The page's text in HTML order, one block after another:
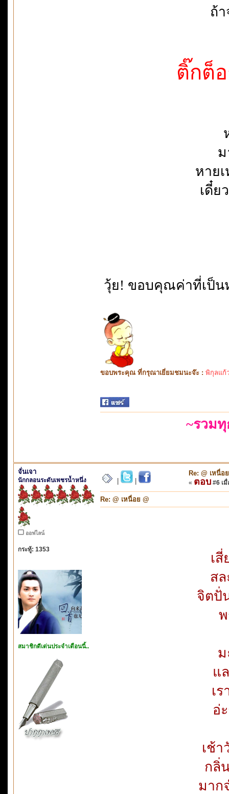
ถ้า
ติ๊กต็
ม
หาย
เดี๋ย
วุ้ย! ขอบคุณค่าที่เป็น
ขอบพระคุณ ที่กรุณาเยี่ยมชมนะจ๊ะ : พิกุลแก้
~รวม
จั่นเจา
นักกลอนระดับเพชรน้ำหนึ่ง
ออฟไลน์
กระทู้: 1353
สมาชิกดีเด่นประจำเดือนนี้..
Re: @ เหนื่อ
« ตอบ #6 เมื่
Re: @ เหนื่อย @
เ
ส
จิตปั่
แ
เ
อ่
เช้
กลิ่
มาก